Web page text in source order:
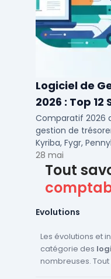
Logiciel de
2026 : Top 12
ETI
Comparatif 2026
gestion de
Kyriba, Fygr,
consolidation
28 mai
Tout
Evolutions
Les évolutions et
catégorie des
nombreuses.